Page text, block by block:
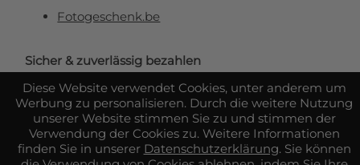
Diese Website verwendet Cookies, unter anderem um
Werbung zu personalisieren. Durch die weitere Nutzung
unserer Website stimmen Sie zu und stimmen der
Verwendung der Cookies zu. Weitere Informationen
finden Sie in unserer Datenschutzerklärung. Sie können
Fotogeschenk.be
Sicher & zuverlässig bezahlen